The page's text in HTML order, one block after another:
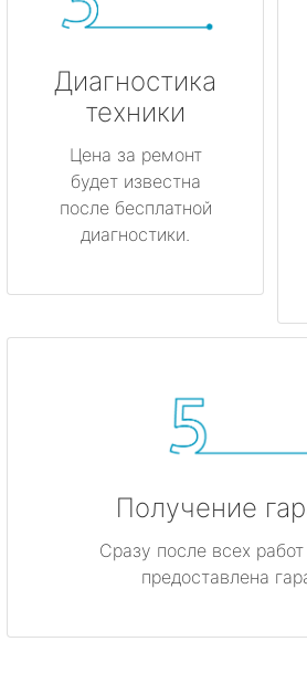
Диагностика
техники
Цена за ремонт
будет известна
после бесплатной
диагностики.
Получение
Сразу после всех
предоставлена